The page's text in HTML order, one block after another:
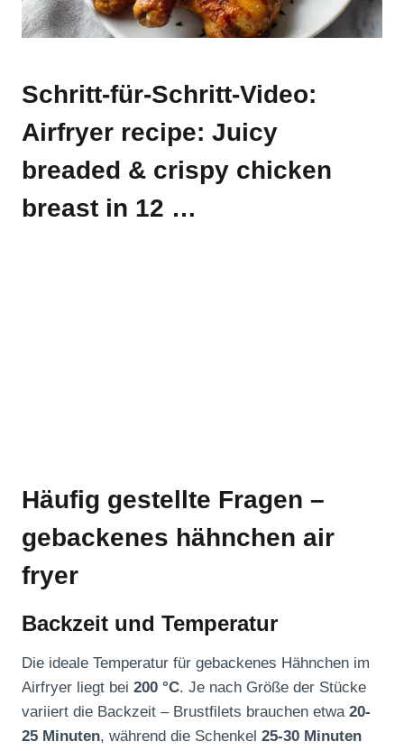
Schritt-für-Schritt-Video:
Airfryer recipe: Juicy
breaded & crispy chicken
breast in 12 …
Häufig gestellte Fragen –
gebackenes hähnchen air
fryer
Backzeit und Temperatur
Die ideale Temperatur für gebackenes Hähnchen im
Airfryer liegt bei 200 °C. Je nach Größe der Stücke
variiert die Backzeit – Brustfilets brauchen etwa 20-
25 Minuten, während die Schenkel 25-30 Minuten